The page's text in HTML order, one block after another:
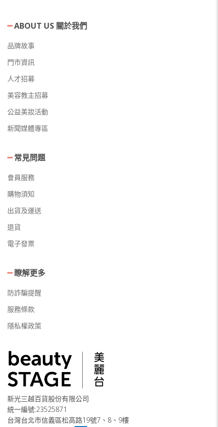
ABOUT US 關於我們
品牌故事
門市資訊
人才招募
美容教主招募
公益美妝活動
新聞媒體專區
常見問題
會員服務
購物須知
出貨及運送
退貨
電子發票
瞭解更多
防詐騙提醒
服務條款
隱私權政策
新光三越百貨股份有限公司
統一編號:23525871
台灣台北市信義區松高路19號7、8、9樓